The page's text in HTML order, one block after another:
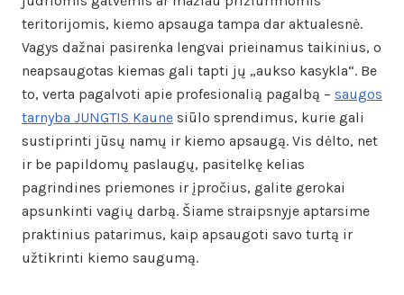
teritorijomis, kiemo apsauga tampa dar aktualesnė.
Vagys dažnai pasirenka lengvai prieinamus taikinius, o
neapsaugotas kiemas gali tapti jų „aukso kasykla“. Be
to, verta pagalvoti apie profesionalią pagalbą – saugos
tarnyba JUNGTIS Kaune siūlo sprendimus, kurie gali
sustiprinti jūsų namų ir kiemo apsaugą. Vis dėlto, net
ir be papildomų paslaugų, pasitelkę kelias
pagrindines priemones ir įpročius, galite gerokai
apsunkinti vagių darbą. Šiame straipsnyje aptarsime
praktinius patarimus, kaip apsaugoti savo turtą ir
užtikrinti kiemo saugumą.